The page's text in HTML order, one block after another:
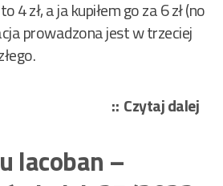
4 zł, a ja kupiłem go za 6 zł (no
prowadzona jest w trzeciej
Czytaj dalej
Iacoban –